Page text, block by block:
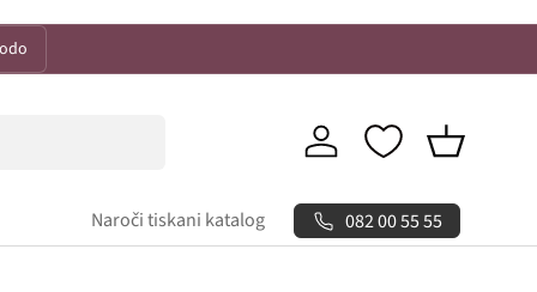
Prijava Košarica
Naroči tiskani katalog 082 00 55 55